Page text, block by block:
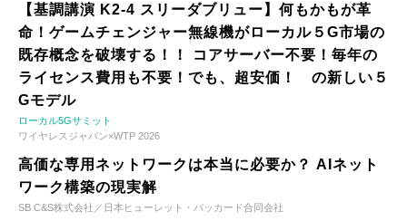
【基調講演 K2-4 スリーダブリュー】何もかもが革
命！ゲームチェンジャー無線機がローカル５G市場の
既存概念を破壊する！！ コアサーバー不要！毎年の
ライセンス費用も不要！でも、超安価！ の新しい５
Gモデル
ローカル5Gサミット
ワイヤレスジャパン×WTP 2026
高価な専用ネットワークは本当に必要か？ AIネット
ワーク構築の現実解
SB C&S株式会社／日本ヒューレット・パッカード合同会社